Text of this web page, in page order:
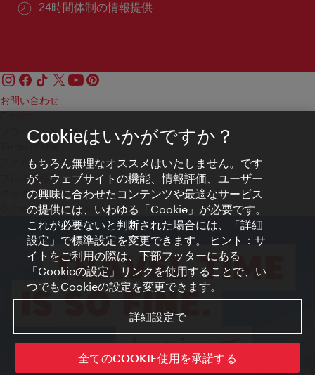
24時間体制の情報提供
お問い合わせ
プライバシーポリシー
アクセシビリティ
プレス連絡先
クッキーの設定
© Copyright WienTourismus
Cookieはいかがですか？
もちろん無理なオススメはいたしません。です
が、ウェブサイトの機能、情報評価、ユーザー
の興味に合わせたコンテンツや最適なサービス
の提供には、いわゆる「Cookie」が必要です。
これが必要ないと判断された場合には、「詳細
設定」で標準設定を変更できます。 ヒント：サ
イトをご利用の際は、下部フッターにある
「Cookieの設定」リンクを使用することで、い
つでもCookieの設定を変更できます。
詳細設定で
全てのCOOKIE使用を承諾する